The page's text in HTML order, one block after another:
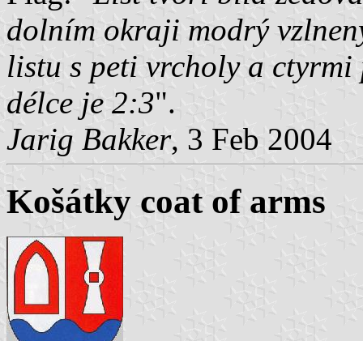
dolním okraji modrý
listu s peti vrcholy a
délce je 2:3".
Jarig Bakker, 3 Feb 2004
Košátky coat of arms